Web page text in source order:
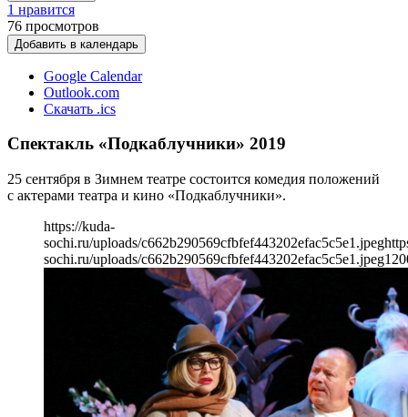
1 нравится
76 просмотров
Добавить в календарь
Google Calendar
Outlook.com
Скачать .ics
Спектакль «Подкаблучники» 2019
25 сентября в Зимнем театре состоится комедия положений
с актерами театра и кино «Подкаблучники».
https://kuda-
sochi.ru/uploads/c662b290569cfbfef443202efac5c5e1.jpeg
sochi.ru/uploads/c662b290569cfbfef443202efac5c5e1.jpeg